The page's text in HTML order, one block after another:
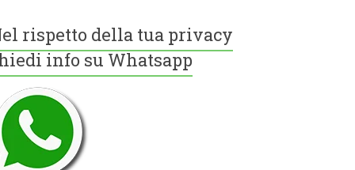
rispetto della tua privacy
info su Whatsapp